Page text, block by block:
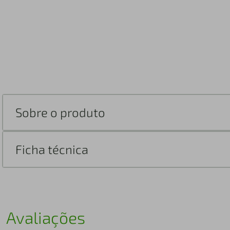
Sobre o produto
Ficha técnica
Avaliações